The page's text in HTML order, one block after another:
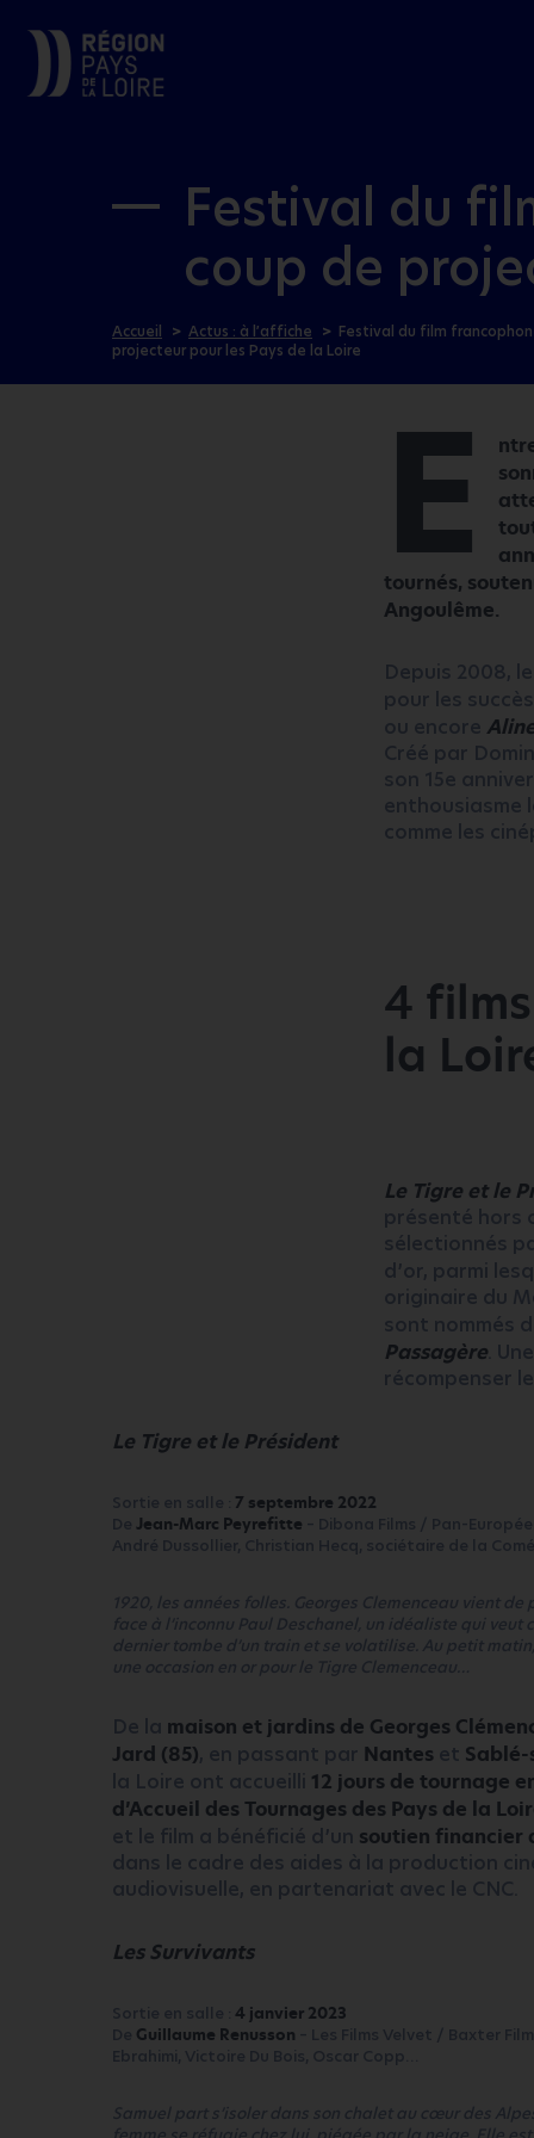
Festival du
coup de
Accueil Actus : à l’affiche
Festival du film
projecteur pour les Pays de la Loire
E
tournés,
Angoulême.
Depuis 2008,
pour les
ou encore
Créé par
son 15e
enthousiasme
comme les
4
la
Le Tigre et le
présenté hors
sélectionnés
d’or, parmi
originaire du
sont nommés
Passagère .
récompenser
Le Tigre et le Président
Sortie en salle :
7 septembre 2022
De Jean-Marc Peyrefitte – Dibona Films / Pan-
André Dussollier, Christian Hecq, sociétaire de la
1920, les années folles. Georges Clemenceau vient
face à l’inconnu Paul Deschanel, un idéaliste qui veut
dernier tombe d’un train et se volatilise. Au petit
une occasion en or pour le Tigre Clemenceau…
De la maison et jardins de Georges
Jard (85), en passant par Nantes et
la Loire ont accueilli 12 jours de tournage
d’Accueil des Tournages des Pays de la
et le film a bénéficié d’un soutien financier
dans le cadre des aides à la production
audiovisuelle, en partenariat avec le CNC.
Les Survivants
Sortie en salle :
4 janvier 2023
De Guillaume Renusson – Les Films Velvet / Baxter
Ebrahimi, Victoire Du Bois, Oscar Copp…
Samuel part s’isoler dans son chalet au cœur des